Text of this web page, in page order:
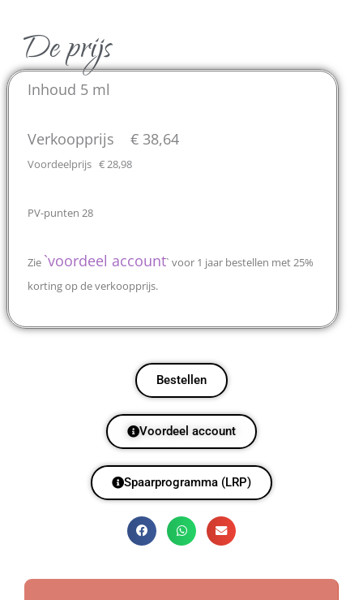
De prijs
Inhoud 5 ml
Verkoopprijs € 38,64
Voordeelprijs € 28,98
PV-punten 28
Zie `voordeel account` voor 1 jaar bestellen met 25%
korting op de verkoopprijs.
Bestellen
Voordeel account
Spaarprogramma (LRP)